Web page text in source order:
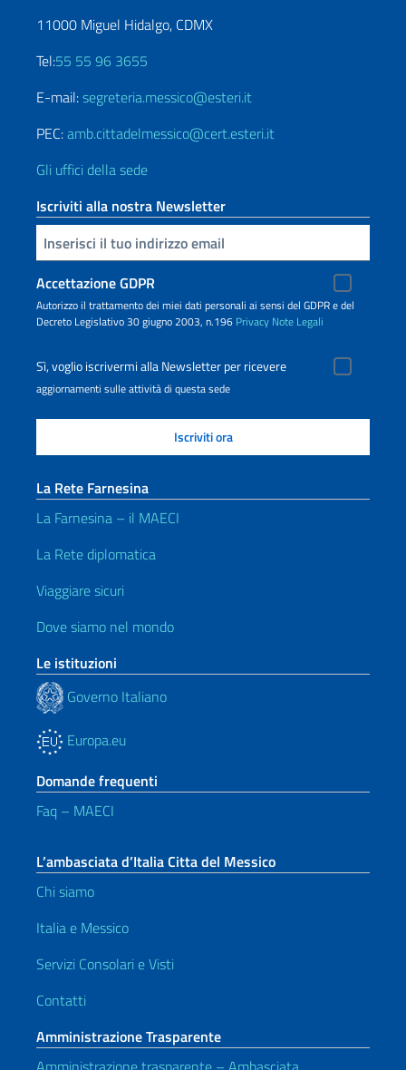
11000 Miguel Hidalgo, CDMX
Tel:55 55 96 3655
E-mail:segreteria.messico@esteri.it
PEC:amb.cittadelmessico@cert.esteri.it
Gli uffici della sede
Iscriviti alla nostra Newsletter
Inserisci la tua email
Accettazione GDPR
Autorizzo il trattamento dei miei dati personali ai sensi del GDPR e del
Decreto Legislativo 30 giugno 2003, n.196 Privacy Note Legali
Sì, voglio iscrivermi alla Newsletter per ricevere
aggiornamenti sulle attività di questa sede
La Rete Farnesina
La Farnesina – il MAECI
La Rete diplomatica
Viaggiare sicuri
Dove siamo nel mondo
Le istituzioni
Governo Italiano
Europa.eu
Domande frequenti
Faq – MAECI
L’ambasciata d’Italia Citta del Messico
Chi siamo
Italia e Messico
Servizi Consolari e Visti
Contatti
Amministrazione Trasparente